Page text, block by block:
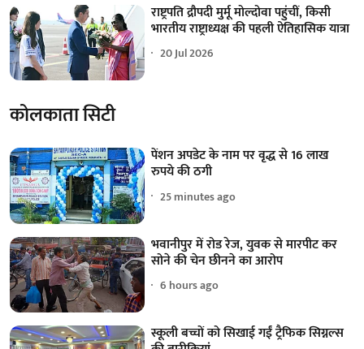
राष्ट्रपति द्रौपदी मुर्मू मोल्दोवा पहुंचीं, किसी
भारतीय राष्ट्राध्यक्ष की पहली ऐतिहासिक यात्रा
20 Jul 2026
कोलकाता सिटी
पेंशन अपडेट के नाम पर वृद्ध से 16 लाख
रुपये की ठगी
25 minutes ago
भवानीपुर में रोड रेज, युवक से मारपीट कर
सोने की चेन छीनने का आरोप
6 hours ago
स्कूली बच्चों को सिखाई गईं ट्रैफिक सिग्नल्स